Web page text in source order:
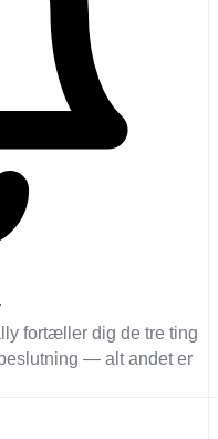
fortæller dig de tre ting
— alt andet er